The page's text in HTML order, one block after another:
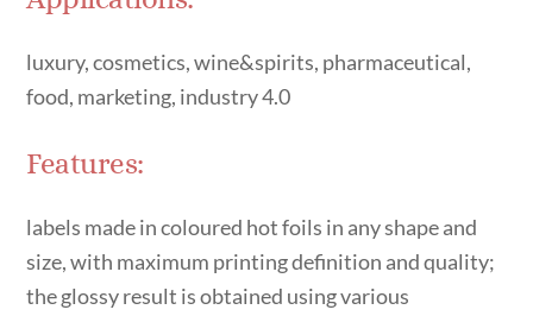
luxury, cosmetics, wine&spirits, pharmaceutical,
food, marketing, industry 4.0
Features:
labels made in coloured hot foils in any shape and
size, with maximum printing definition and quality;
the glossy result is obtained using various